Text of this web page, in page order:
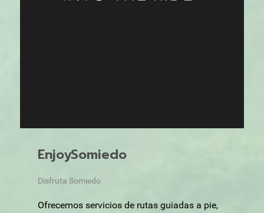
EnjoySomiedo
Disfruta Somiedo
Ofrecemos servicios de rutas guiadas a pie,